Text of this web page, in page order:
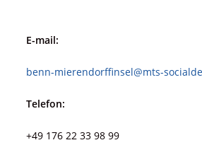
E-mail:
benn-mierendorffinsel@mts-
Telefon:
+49 176 22 33 98 99